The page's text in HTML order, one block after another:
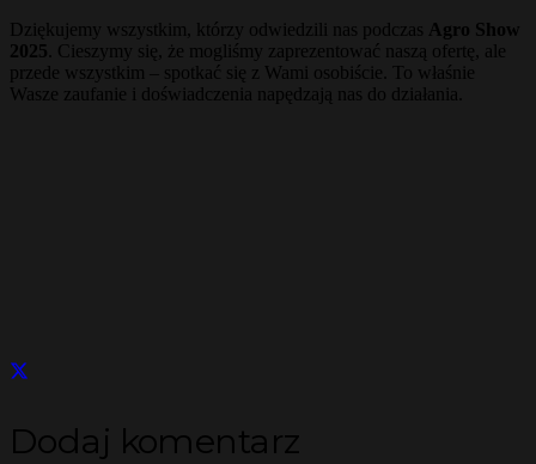
Dziękujemy wszystkim, którzy odwiedzili nas podczas Agro Show
2025 . Cieszymy się, że mogliśmy zaprezentować naszą ofertę, ale
przede wszystkim – spotkać się z Wami osobiście. To właśnie
Wasze zaufanie i doświadczenia napędzają nas do działania.
Dodaj komentarz